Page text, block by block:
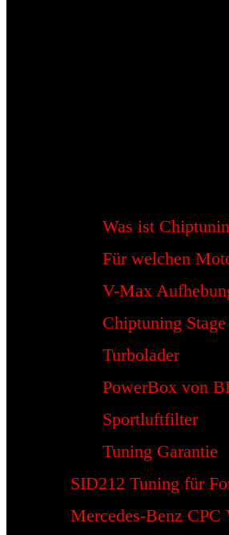
Was ist
Für welchen
V-Max
Chiptuning
Turbolader
PowerBox von
Sportluftfilter
Tuning Garantie
SID212 Tuning für
Mercedes-Benz CPC